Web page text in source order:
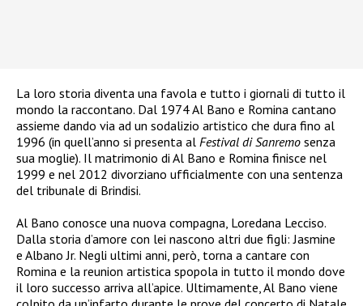
La loro storia diventa una favola e tutto i giornali di tutto il
mondo la raccontano. Dal 1974 Al Bano e Romina cantano
assieme dando via ad un sodalizio artistico che dura fino al
1996 (in quell’anno si presenta al Festival di Sanremo senza
sua moglie). Il matrimonio di Al Bano e Romina finisce nel
1999 e nel 2012 divorziano ufficialmente con una sentenza
del tribunale di Brindisi.
Al Bano conosce una nuova compagna, Loredana Lecciso.
Dalla storia d’amore con lei nascono altri due figli: Jasmine
e Albano Jr. Negli ultimi anni, però, torna a cantare con
Romina e la reunion artistica spopola in tutto il mondo dove
il loro successo arriva all’apice. Ultimamente, Al Bano viene